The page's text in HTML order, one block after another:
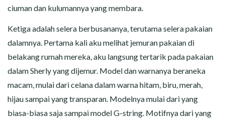
ciuman dan kulumannya yang membara.
Ketiga adalah selera berbusananya, terutama selera pakaian
dalamnya. Pertama kali aku melihat jemuran pakaian di
belakang rumah mereka, aku langsung tertarik pada pakaian
dalam Sherly yang dijemur. Model dan warnanya beraneka
macam, mulai dari celana dalam warna hitam, biru, merah,
hijau sampai yang transparan. Modelnya mulai dari yang
biasa-biasa saja sampai model G-string. Motifnya dari yang